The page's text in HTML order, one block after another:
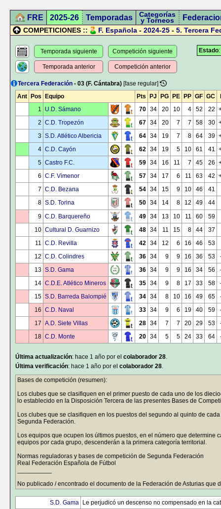
FRE 2025-26 Temporadas Categorías
y Torneos
COMPETICIONES :: F. Española - 2024-25 - 5. Tercera
Estado
Temporada siguiente
Temporada anterior
Competición siguiente
Competición anterior
Tercera Federación - 03 (F. Cántabra) [fase regular]
Ant
Pos Equipo Pts PJ PG PE PP GF GC
1
U.D. Sámano 70 34 20 10 4 52 22
2 C.D. Tropezón 67 34 20 7 7 58 30
3 S.D. Atlético Albericia 64 34 19 7 8 64 39
4 C.D. Cayón 62 34 19 5 10 61 41
5 Castro F.C. 59 34 16 11 7 45 26
6 C.F. Vimenor 57 34 17 6 11 63 42
7 C.D. Bezana 54 34 15 9 10 46
41
8 S.D. Torina 50 34 14 8 12 49
44
9 C.D. Barquereño 49 34 13 10 11 60
59
10 Cultural D. Guarnizo 48 34 11 15 8 44
37
11 C.D. Revilla 42 34 12 6 16 46
53
12 C.D. Colindres 36 34 9 9 16 36 53
13 S.D. Gama 36 34 9 9 16 34 56
14 C.D.E. Atlético Mineros 35 34 9 8 17 33 58
15 S.D. Barreda Balompié 34 34 8 10 16 49 65
16 C.D. Naval 33 34 9 6 19 40 59
17 A.D. Siete Villas 28 34 7 7 20 29 53
18 C.D. Monte 20 34 5 5 24 33 64
Última actualización: hace 1 año por el colaborador 28.
Última verificación: hace 1 año por el colaborador 28.
Bases de competición (resumen):
Los clubes que se clasifiquen en el primer puesto de cada uno de los
lo establecido en la Disposición Tercera de las presentes Bases de
Los clubes que se clasifiquen en los puestos del segundo al quinto de
Segunda Federación.
Los equipos que ocupen los últimos puestos, en el número que determine
equipos por cada grupo, descenderán a la primera categoría territorial.
Normas reguladoras y bases de competición de Segunda Federación
Real Federación Española de Fútbol
No publicado / encontrado el documento de la Federación de Asturias que
S.D. Gama
Le perjudicó un descenso no compensado en la